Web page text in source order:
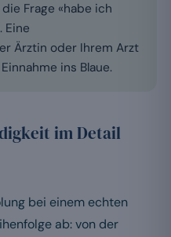
Frage «habe ich
Eine
Ärztin oder Ihrem Arzt
ins Blaue.
im Detail
bei einem echten
ab: von der